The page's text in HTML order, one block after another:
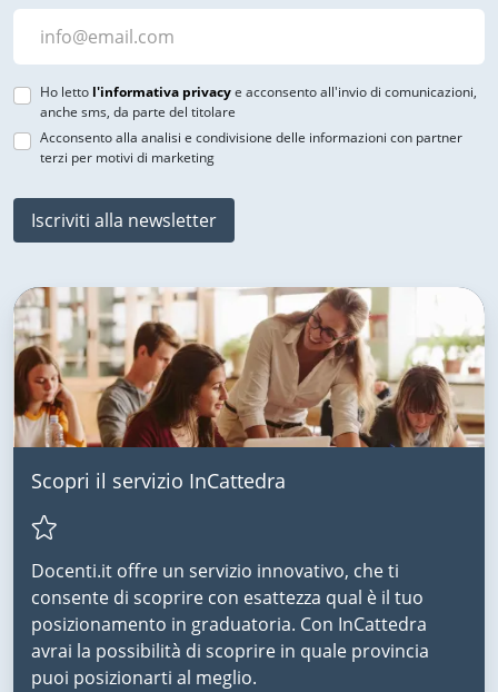
Ho letto l'informativa privacye acconsento all'invio di comunicazioni,
anche sms, da parte del titolare
Acconsento alla analisi e condivisione delle informazioni con partner
terzi per motivi di marketing
Iscriviti alla newsletter
Scopri il servizio InCattedra
Docenti.it offre un servizio innovativo, che ti
consente di scoprire con esattezza qual è il tuo
posizionamento in graduatoria. Con InCattedra
avrai la possibilità di scoprire in quale provincia
puoi posizionarti al meglio.